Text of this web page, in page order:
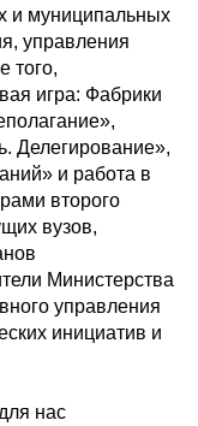
и муниципальных
управления
того,
игра: Фабрики
Делегирование»,
и работа в
второго
вузов,
Министерства
управления
инициатив и
нас